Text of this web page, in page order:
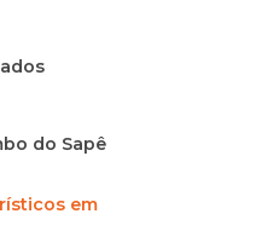
do Sapê
em